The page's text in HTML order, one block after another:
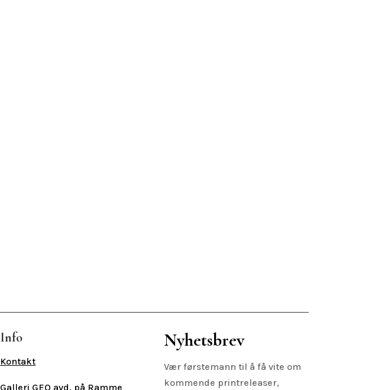
Info
Kontakt
Galleri GEO avd. på Ramme
Nyhetsbrev
Vær førstemann til å få vite om
kommende printreleaser,